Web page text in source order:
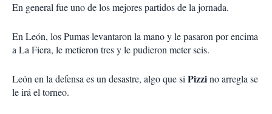
En general fue uno de los mejores partidos de la jornada.
En León, los Pumas levantaron la mano y le pasaron por encima
a La Fiera, le metieron tres y le pudieron meter seis.
León en la defensa es un desastre, algo que si Pizzino arregla se
le irá el torneo.